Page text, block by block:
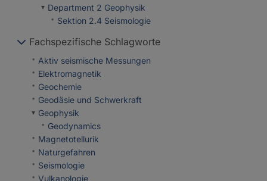
Department 2 Geophysik
Sektion 2.4 Seismologie
Fachspezifische Schlagworte
Aktiv seismische Messungen
Elektromagnetik
Geochemie
Geodäsie und Schwerkraft
Geophysik
Geodynamics
Magnetotellurik
Naturgefahren
Seismologie
Vulkanologie